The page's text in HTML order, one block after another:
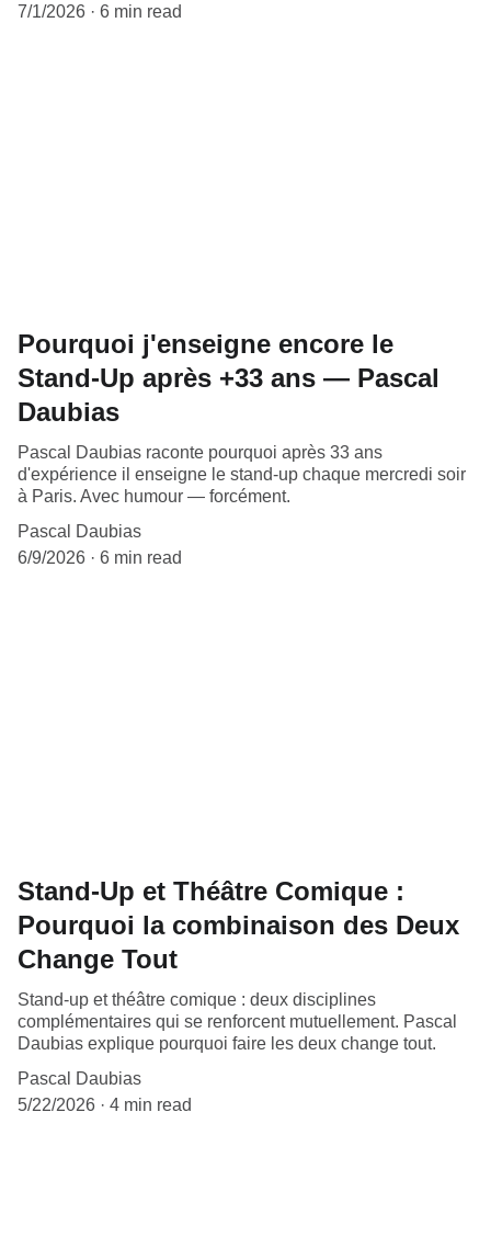
7/1/2026
6 min read
Pourquoi j'enseigne encore le
Stand-Up après +33 ans — Pascal
Daubias
Pascal Daubias raconte pourquoi après 33 ans
d'expérience il enseigne le stand-up chaque mercredi soir
à Paris. Avec humour — forcément.
Pascal Daubias
6/9/2026
6 min read
Stand-Up et Théâtre Comique :
Pourquoi la combinaison des Deux
Change Tout
Stand-up et théâtre comique : deux disciplines
complémentaires qui se renforcent mutuellement. Pascal
Daubias explique pourquoi faire les deux change tout.
Pascal Daubias
5/22/2026
4 min read